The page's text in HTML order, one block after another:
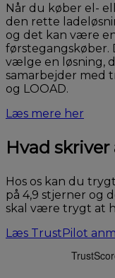
Når du køber el-
den rette
og det kan være
vælge en løsning,
samarbejder med
og LOOAD.
Læs mere her
Hvad
Hos os kan du
på 4,9 stjerner og
skal være trygt at
Læs TrustPilot